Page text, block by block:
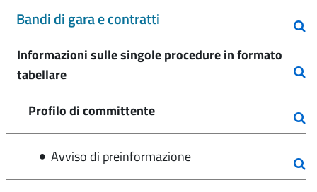
Bandi di gara e contratti
Informazioni sulle singole procedure in formato
tabellare
Profilo di committente
Avviso di preinformazione